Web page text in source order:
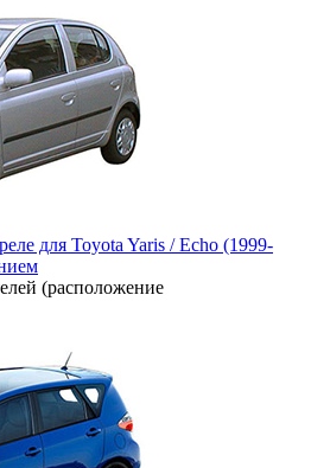
для Toyota Yaris / Echo (1999-
(расположение